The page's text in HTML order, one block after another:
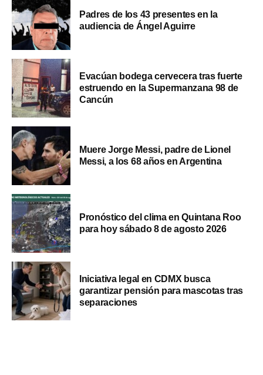
Padres de los 43 presentes en la
audiencia de Ángel Aguirre
Evacúan bodega cervecera tras fuerte
estruendo en la Supermanzana 98 de
Cancún
Muere Jorge Messi, padre de Lionel
Messi, a los 68 años en Argentina
Pronóstico del clima en Quintana Roo
para hoy sábado 8 de agosto 2026
Iniciativa legal en CDMX busca
garantizar pensión para mascotas tras
separaciones